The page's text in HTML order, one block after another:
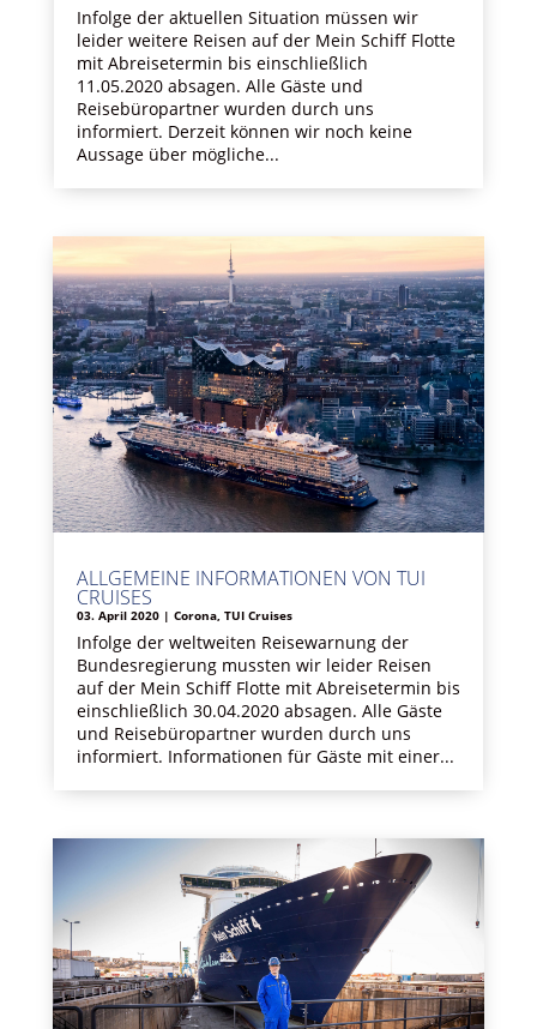
Infolge der aktuellen Situation müssen wir
leider weitere Reisen auf der Mein Schiff Flotte
mit Abreisetermin bis einschließlich
11.05.2020 absagen. Alle Gäste und
Reisebüropartner wurden durch uns
informiert. Derzeit können wir noch keine
Aussage über mögliche...
ALLGEMEINE INFORMATIONEN VON TUI
CRUISES
03. April 2020| Corona, TUI Cruises
Infolge der weltweiten Reisewarnung der
Bundesregierung mussten wir leider Reisen
auf der Mein Schiff Flotte mit Abreisetermin bis
einschließlich 30.04.2020 absagen. Alle Gäste
und Reisebüropartner wurden durch uns
informiert. Informationen für Gäste mit einer...